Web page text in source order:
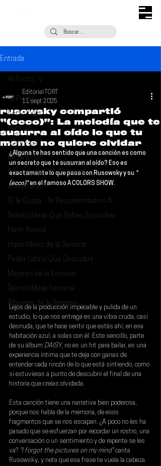
Entrada
All Posts
Escúchalo
Noticias
¿Qué Plan?
Entrevistas
Descubrimiento Semanal
Coberturas
Si Te Gusta... Te Recomendamos A...
Talento Mexa Que Debes Escuchar
Flash Round
Imperdibles de la Semana
Poder Latino Que Descubrir
Mejores de la Semana
Talento Mexa Semanal
Álbumes de la Semana
All Posts
rusowsky compartió
“(ecco)”: La melodía que te
susurra al oído lo que tu
mente no quiere olvidar
Editorial TORT
11 sept 2025
¿Alguna te has sentido que una canción es como
un secreto que te susurran al oído? Eso es
exactamente lo que pasa con Rusowsky y su "
(ecco)" en el famoso A COLORS SHOW.
Lejos de la producción impecable y pulida de un
estudio, lo que nos entrega es una vibra cruda, casi
desnuda, que te hace sentir que estás ahí, en esa
habitación azul, a solas con él. Este sencillo, parte
de su álbum DAISY, no es un hit para bailar, es una
experiencia íntima que te deja con ganas de
entender cada rincón de lo que está sintiendo, como
si estuvieras a punto de descubrir el final de una
historia que creías olvidada.
Esta canción tiene una narrativa bien poderosa,
porque nos habla de la memoria, de esos
fragmentos que se nos escapan. ¿A poco no les ha
pasado que se esfuerzan por recordar un rostro, una
conversación o un sentimiento y de repente se les
va? "I forgot the pictures on my mind" canta
Rusowsky, y neta que esa frase te vuela la cabeza.